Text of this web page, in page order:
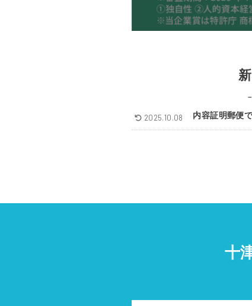
内容証明郵便
2025.10.08
十